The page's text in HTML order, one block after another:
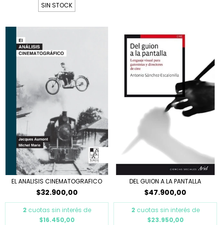
SIN STOCK
EL ANALISIS CINEMATOGRAFICO
$32.900,00
2 cuotas sin interés de
$16.450,00
DEL GUION A LA PANTALLA
$47.900,00
2 cuotas sin interés de
$23.950,00